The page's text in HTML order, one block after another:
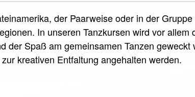
der Paarweise oder in der
In unseren Tanzkursen wird vor
der Spaß am gemeinsamen Tanzen
kreativen Entfaltung angehalten werden.